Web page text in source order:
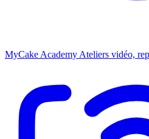
MyCake Academy Ateliers vidéo,